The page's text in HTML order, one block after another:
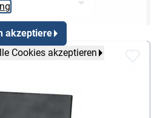
akzeptiere
Cookies akzeptieren